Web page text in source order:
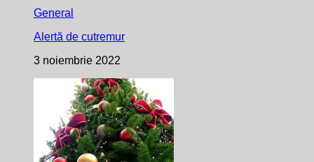
General
Alertă de cutremur
3 noiembrie 2022